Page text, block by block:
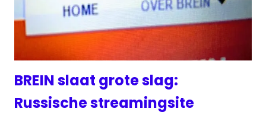
BREIN slaat grote slag:
Russische streamingsite